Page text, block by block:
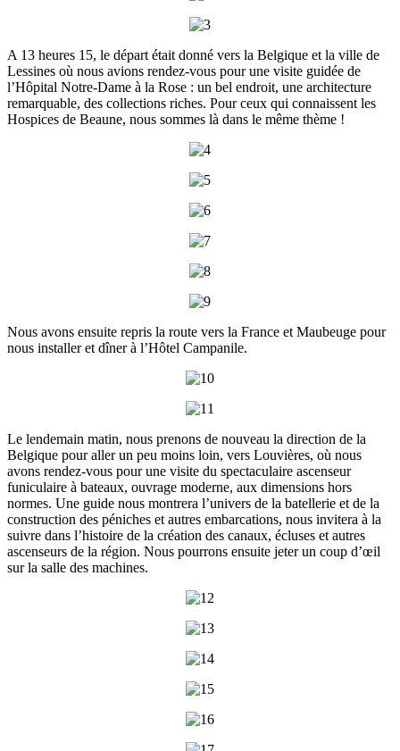
A 13 heures 15, le départ était donné vers la Belgique et la ville de
Lessines où nous avions rendez-vous pour une visite guidée de
l’Hôpital Notre-Dame à la Rose : un bel endroit, une architecture
remarquable, des collections riches. Pour ceux qui connaissent les
Hospices de Beaune, nous sommes là dans le même thème !
Nous avons ensuite repris la route vers la France et Maubeuge pour
nous installer et dîner à l’Hôtel Campanile.
Le lendemain matin, nous prenons de nouveau la direction de la
Belgique pour aller un peu moins loin, vers Louvières, où nous
avons rendez-vous pour une visite du spectaculaire ascenseur
funiculaire à bateaux, ouvrage moderne, aux dimensions hors
normes. Une guide nous montrera l’univers de la batellerie et de la
construction des péniches et autres embarcations, nous invitera à la
suivre dans l’histoire de la création des canaux, écluses et autres
ascenseurs de la région. Nous pourrons ensuite jeter un coup d’œil
sur la salle des machines.